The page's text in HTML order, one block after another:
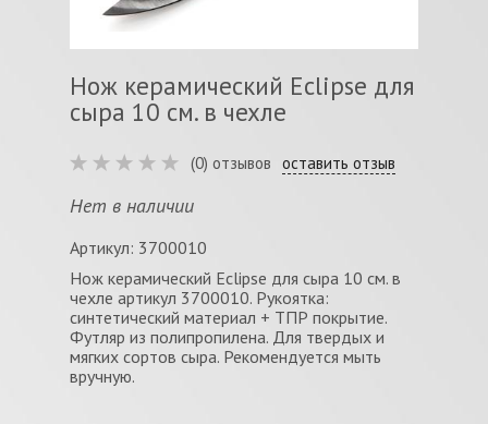
Нож керамический Eclipse для
сыра 10 см. в чехле
(0) отзывов оставить отзыв
Нет в наличии
Артикул: 3700010
Нож керамический Eclipse для сыра 10 см. в
чехле артикул 3700010. Рукоятка:
синтетический материал + ТПР покрытие.
Футляр из полипропилена. Для твердых и
мягких сортов сыра. Рекомендуется мыть
вручную.